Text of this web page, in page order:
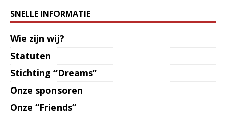
SNELLE INFORMATIE
Wie zijn wij?
Statuten
Stichting “Dreams”
Onze sponsoren
Onze “Friends”